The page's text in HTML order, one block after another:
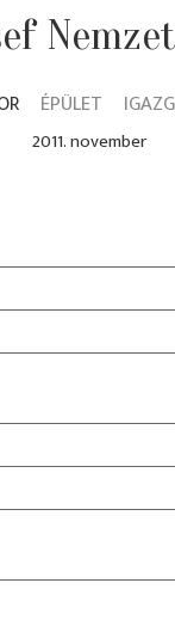
ÉPÜLET
2011. november